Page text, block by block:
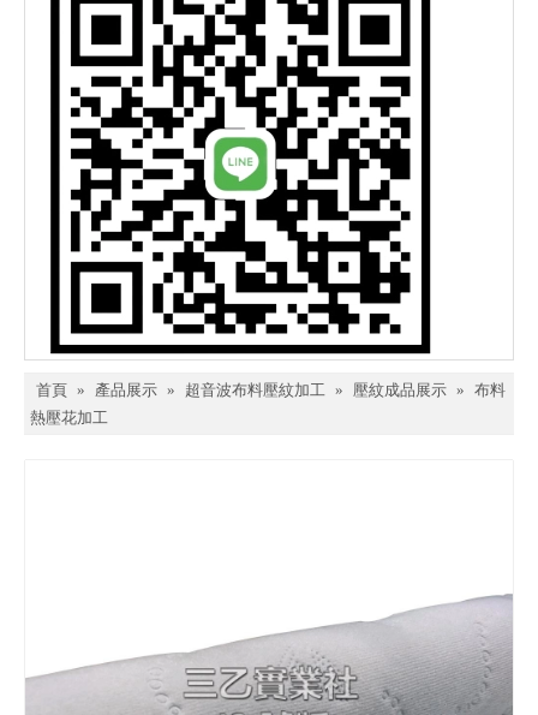
首頁 » 產品展示 » 超音波布料壓紋加工 » 壓紋成品展示 » 布料
熱壓花加工